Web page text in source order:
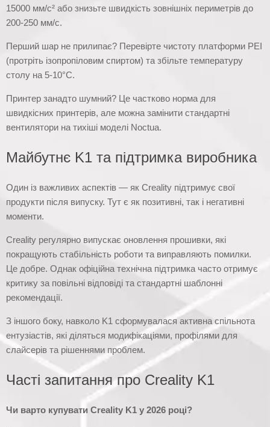
15000 мм/с² або знизьте швидкість зовнішніх периметрів до
200-250 мм/с.
Перший шар не прилипає? Перевірте чистоту платформи PEI
(протріть ізопропіловим спиртом) та збільте температуру
столу на 5-10°C.
Принтер занадто шумний? Це частково норма для
швидкісних принтерів, але можна замінити стандартні
вентилятори на тихіші моделі Noctua.
Майбутнє K1 та підтримка виробника
Один із важливих аспектів — як Creality підтримує свої
продукти після випуску. Тут є як позитивні, так і негативні
моменти.
Creality регулярно випускає оновлення прошивки, які
покращують стабільність роботи та виправляють помилки.
Це добре. Однак офіційна технічна підтримка часто отримує
критику за повільні відповіді та стандартні шаблонні
рекомендації.
З іншого боку, навколо K1 сформувалася активна спільнота
ентузіастів, які діляться модифікаціями, профілями для
слайсерів та рішеннями проблем.
Часті запитання про Creality K1
Чи варто купувати Creality K1 у 2026 році?